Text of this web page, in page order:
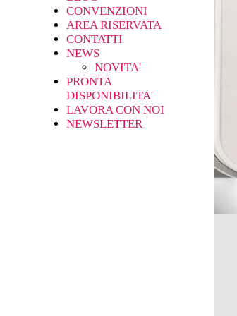
CONVENZIONI
AREA RISERVATA
CONTATTI
NEWS
NOVITA'
PRONTA
DISPONIBILITA'
LAVORA CON NOI
NEWSLETTER